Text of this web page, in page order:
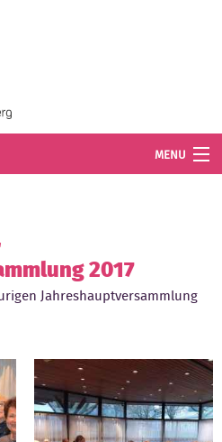
MENU
2017
Jahreshauptversammlung